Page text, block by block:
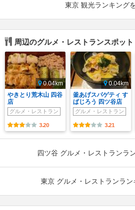
東京 観光ランキング
周辺のグルメ・レストランスポット
0.04km
やきとり荒木山 四谷
店
グルメ・レストラン
3.20
0.04km
釜あげスパゲティ す
ぱじろう 四ツ谷店
グルメ・レストラン
3.21
四ツ谷 グルメ・レストランラ
東京 グルメ・レストランラン